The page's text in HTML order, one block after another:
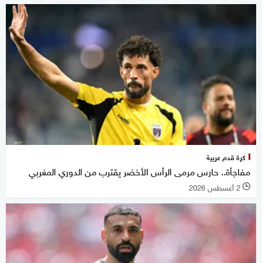
كرة قدم عربية
مفاجأة.. حارس مرمى الرأس الأخضر يقترب من الدوري المغربي
l 2 أغسطس 2026